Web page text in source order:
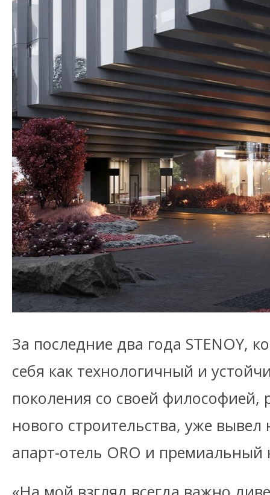
За последние два года STENOY,
себя как технологичный и
поколения со своей
нового строительства, уже
апарт-отель ORO и премиальный